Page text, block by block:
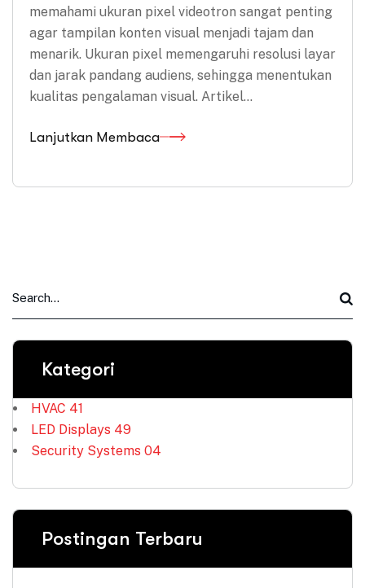
memahami ukuran pixel videotron sangat penting
agar tampilan konten visual menjadi tajam dan
menarik. Ukuran pixel memengaruhi resolusi layar
dan jarak pandang audiens, sehingga menentukan
kualitas pengalaman visual. Artikel…
Lanjutkan Membaca
Kategori
HVAC 41
LED Displays 49
Security Systems 04
Postingan Terbaru